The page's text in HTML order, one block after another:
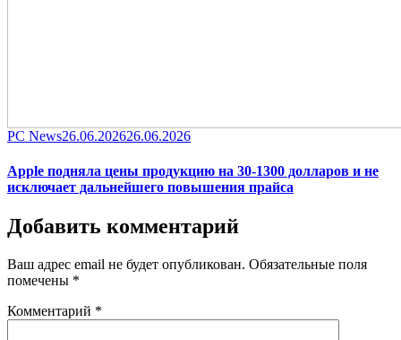
Category
PC NewsPosted
26.06.202626.06.2026
Apple подняла цены продукцию на 30-1300 долларов и не
исключает дальнейшего повышения прайса
Добавить комментарий
Ваш адрес email не будет опубликован. Обязательные поля
помечены *
Комментарий *